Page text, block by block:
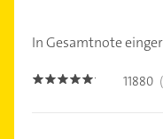
In Gesamtnote
5.0 11880